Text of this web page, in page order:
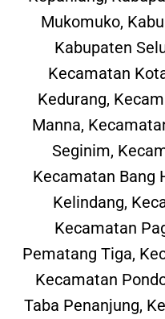
Mukomuko,
Kabupaten
Kecamatan
Kedurang,
Manna,
Seginim,
Kecamatan Bang
Kelindang,
Kecamatan
Pematang Tiga,
Kecamatan
Taba Penanjung,